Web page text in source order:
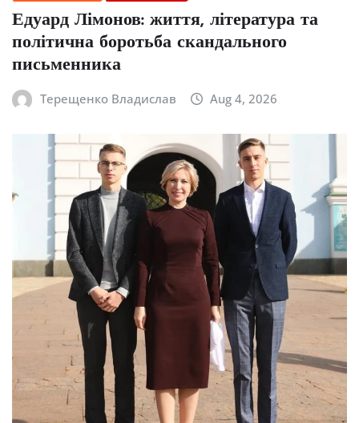
Едуард Лімонов: життя, література та
політична боротьба скандального
письменника
Терещенко Владислав Aug 4, 2026